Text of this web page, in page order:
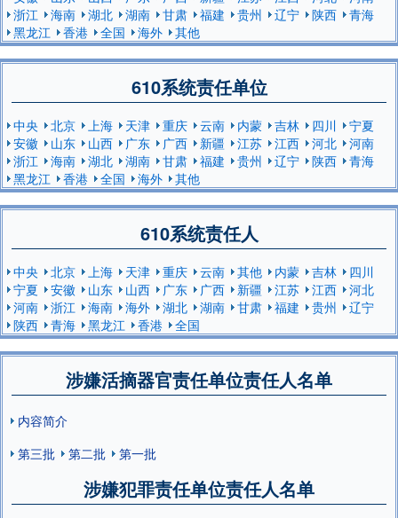
浙江
海南 湖北 湖南 甘肃 福建 贵州 辽宁 陕西
青海
黑龙江
香港 全国 海外 其他
610系统责任单位
中央 北京 上海 天津 重庆 云南 内蒙 吉林 四川
宁夏
安徽
山东 山西 广东 广西 新疆 江苏 江西 河北
河南
浙江
海南 湖北 湖南 甘肃 福建 贵州 辽宁 陕西
青海
黑龙江
香港 全国 海外 其他
610系统责任人
中央 北京 上海 天津 重庆 云南 其他 内蒙 吉林
四川
宁夏
安徽 山东 山西 广东 广西 新疆 江苏 江西
河北
河南
浙江 海南 海外 湖北 湖南 甘肃 福建 贵州
辽宁
陕西
青海 黑龙江 香港 全国
涉嫌活摘器官责任单位责任人名单
内容简介
第三批
第二批 第一批
涉嫌犯罪责任单位责任人名单